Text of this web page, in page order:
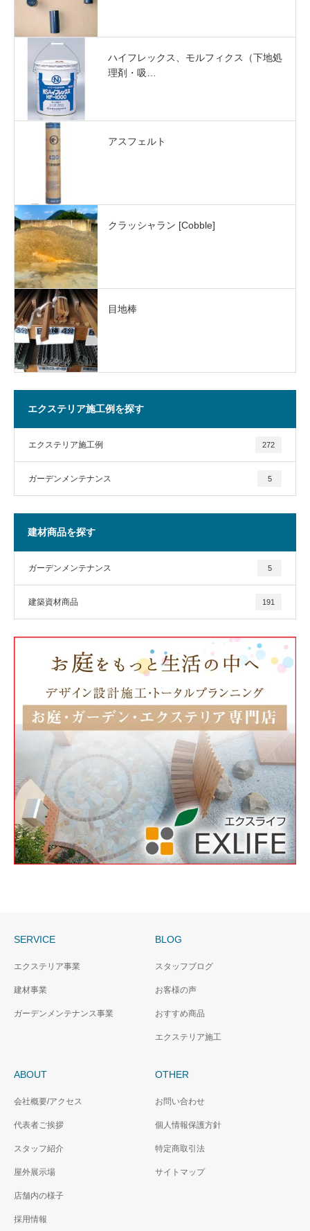
ハイフレックス、モルフィクス（下地処
理剤・吸…
アスフェルト
クラッシャラン [Cobble]
目地棒
エクステリア施工例を探す
エクステリア施工例 272
ガーデンメンテナンス 5
建材商品を探す
ガーデンメンテナンス 5
建築資材商品 191
SERVICE
エクステリア事業
建材事業
ガーデンメンテナンス事業
BLOG
スタッフブログ
お客様の声
おすすめ商品
エクステリア施工
ABOUT
会社概要/アクセス
代表者ご挨拶
スタッフ紹介
屋外展示場
店舗内の様子
採用情報
OTHER
お問い合わせ
個人情報保護方針
特定商取引法
サイトマップ